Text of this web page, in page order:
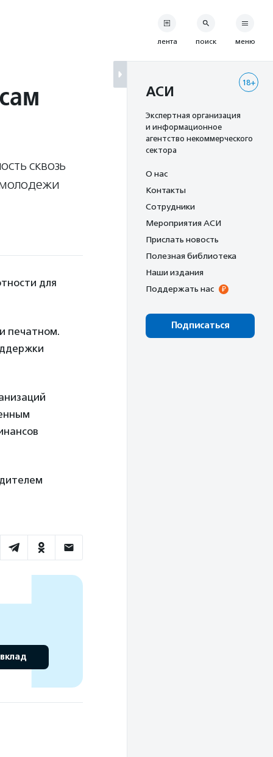
сквозь
молодежи
для
печатном.
лента поиск меню
18+
АСИ
Экспертная организация
и информационное
агентство некоммерческого
сектора
О нас
Контакты
Сотрудники
Мероприятия АСИ
Прислать новость
Полезная библиотека
Наши издания
Поддержать нас
Подписаться